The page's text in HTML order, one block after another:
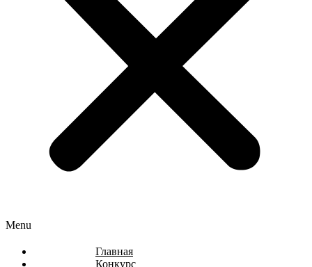
Menu
Главная
Конкурс